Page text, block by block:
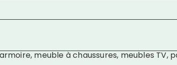
meuble à chaussures, meubles TV,